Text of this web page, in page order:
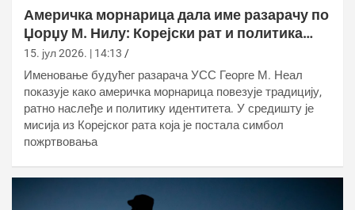
Америчка морнарица дала име разарачу по
Џорџу М. Нилу: Корејски рат и политика
војног сећања
15. јул 2026. | 14:13
Именовање будућег разарача УСС Георге М. Неал
показује како америчка морнарица повезује традицију,
ратно наслеђе и политику идентитета. У средишту је
мисија из Корејског рата која је постала симбол
пожртвовања